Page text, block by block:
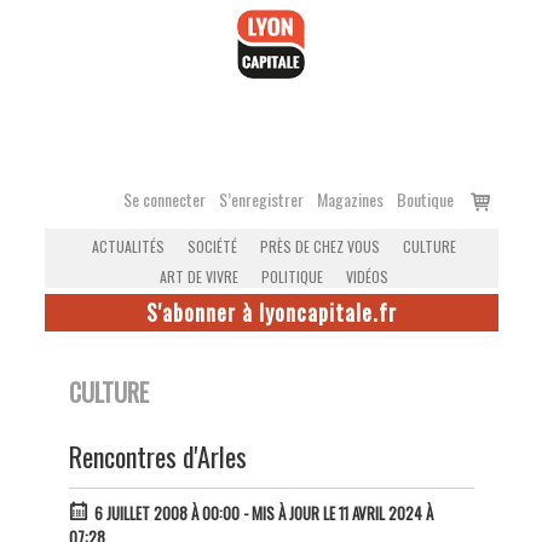
Se connecter S’enregistrer Magazines Boutique
Voir
ACTUALITÉS SOCIÉTÉ PRÈS DE CHEZ VOUS
CULTURE
ART DE VIVRE
POLITIQUE VIDÉOS
S'abonner à lyoncapitale.fr
CULTURE
Rencontres d'Arles
6 JUILLET 2008 À 00:00- MIS À JOUR LE 11 AVRIL 2024 À